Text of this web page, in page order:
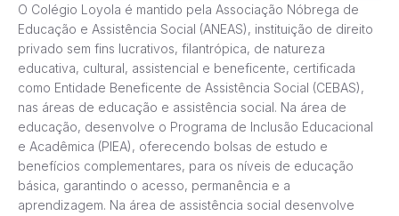
O Colégio Loyola é mantido pela Associação Nóbrega de
Educação e Assistência Social (ANEAS), instituição de direito
privado sem fins lucrativos, filantrópica, de natureza
educativa, cultural, assistencial e beneficente, certificada
como Entidade Beneficente de Assistência Social (CEBAS),
nas áreas de educação e assistência social. Na área de
educação, desenvolve o Programa de Inclusão Educacional
e Acadêmica (PIEA), oferecendo bolsas de estudo e
benefícios complementares, para os níveis de educação
básica, garantindo o acesso, permanência e a
aprendizagem. Na área de assistência social desenvolve